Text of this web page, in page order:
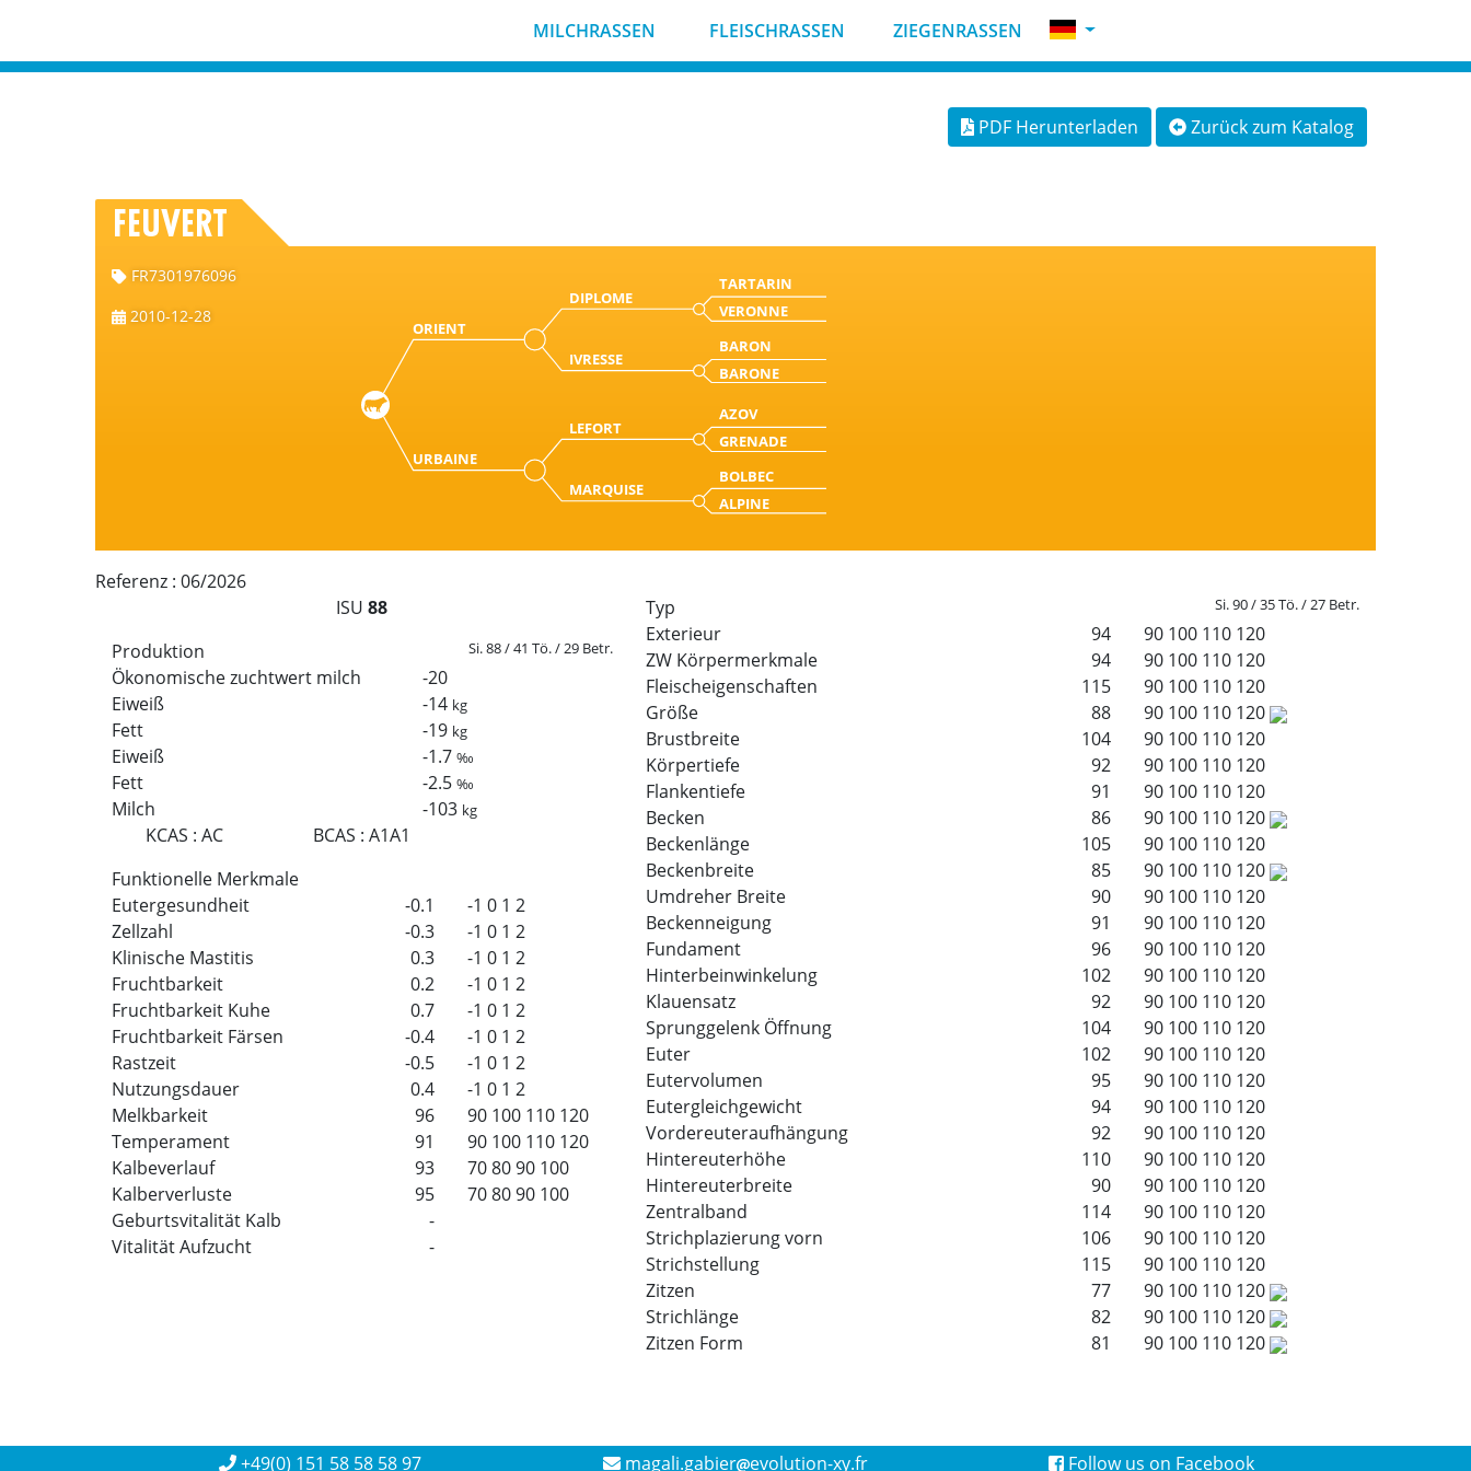
MILCHRASSEN FLEISCHRASSEN ZIEGENRASSEN
PDF Herunterladen Zurück zum Katalog
FEUVERT
FR7301976096
2010-12-28
ORIENT
DIPLOME
TARTARIN
VERONNE
IVRESSE
BARON
BARONE
URBAINE
LEFORT
AZOV
GRENADE
MARQUISE
BOLBEC
ALPINE
Referenz : 06/2026
ISU88
Produktion
Si. 88 / 41 Tö. / 29 Betr.
Ökonomische zuchtwert milch
-20
Eiweiß
-14 kg
Fett -19 kg
Eiweiß -1.7‰
Fett -2.5‰
Milch -103 kg
KCAS : AC BCAS :A1A1
Funktionelle Merkmale
Eutergesundheit
-0.1 -1 0 1 2
Zellzahl
-0.3 -1 0 1 2
Klinische Mastitis
0.3 -1 0 1 2
Fruchtbarkeit
0.2 -1 0 1 2
Fruchtbarkeit Kuhe
0.7 -1 0 1 2
Fruchtbarkeit Färsen
-0.4 -1 0 1 2
Rastzeit
-0.5 -1 0 1 2
Nutzungsdauer
0.4 -1 0 1 2
Melkbarkeit
96 90 100 110 120
Temperament
91 90 100 110 120
Kalbeverlauf
93 708090 100
Kalberverluste
95 708090 100
Geburtsvitalität Kalb
-
Vitalität Aufzucht
-
Typ Si. 90 / 35 Tö. / 27 Betr.
Exterieur 94 90 100 110 120
ZW Körpermerkmale
94 90 100 110 120
Fleischeigenschaften
115 90 100 110 120
Größe
88 90 100 110 120
Brustbreite
104 90 100 110 120
Körpertiefe
92 90 100 110 120
Flankentiefe
91 90 100 110 120
Becken
86 90 100 110 120
Beckenlänge
105 90 100 110 120
Beckenbreite
85 90 100 110 120
Umdreher Breite
90 90 100 110 120
Beckenneigung
91 90 100 110 120
Fundament
96 90 100 110 120
Hinterbeinwinkelung
102 90 100 110 120
Klauensatz
92 90 100 110 120
Sprunggelenk Öffnung
104 90 100 110 120
Euter
102 90 100 110 120
Eutervolumen
95 90 100 110 120
Eutergleichgewicht
94 90 100 110 120
Vordereuteraufhängung
92 90 100 110 120
Hintereuterhöhe
110 90 100 110 120
Hintereuterbreite
90 90 100 110 120
Zentralband
114 90 100 110 120
Strichplazierung vorn
106 90 100 110 120
Strichstellung
115 90 100 110 120
Zitzen
77 90 100 110 120
Strichlänge
82 90 100 110 120
Zitzen Form
81 90 100 110 120
+49(0) 151 58 58 58 97 magali.gabier evolution-xy.fr Follow us on Facebook